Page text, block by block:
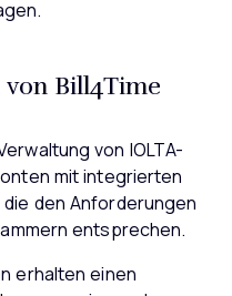
Bill4Time
von IOLTA-
mit integrierten
den Anforderungen
entsprechen.
erhalten einen